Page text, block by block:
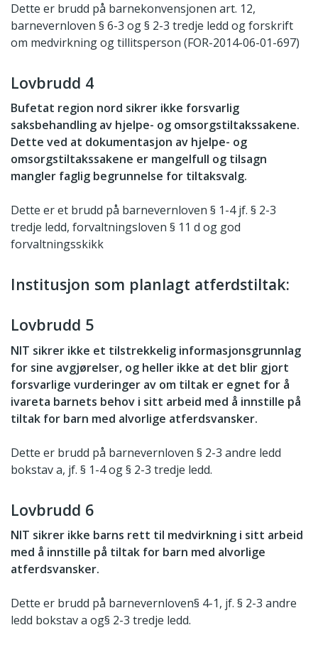
Dette er brudd på barnekonvensjonen art. 12,
barnevernloven § 6-3 og § 2-3 tredje ledd og forskrift
om medvirkning og tillitsperson (FOR-2014-06-01-697)
Lovbrudd 4
Bufetat region nord sikrer ikke forsvarlig
saksbehandling av hjelpe- og omsorgstiltakssakene.
Dette ved at dokumentasjon av hjelpe- og
omsorgstiltakssakene er mangelfull og tilsagn
mangler faglig begrunnelse for tiltaksvalg.
Dette er et brudd på barnevernloven § 1-4 jf. § 2-3
tredje ledd, forvaltningsloven § 11 d og god
forvaltningsskikk
Institusjon som planlagt atferdstiltak:
Lovbrudd 5
NIT sikrer ikke et tilstrekkelig informasjonsgrunnlag
for sine avgjørelser, og heller ikke at det blir gjort
forsvarlige vurderinger av om tiltak er egnet for å
ivareta barnets behov i sitt arbeid med å innstille på
tiltak for barn med alvorlige atferdsvansker.
Dette er brudd på barnevernloven § 2-3 andre ledd
bokstav a, jf. § 1-4 og § 2-3 tredje ledd.
Lovbrudd 6
NIT sikrer ikke barns rett til medvirkning i sitt arbeid
med å innstille på tiltak for barn med alvorlige
atferdsvansker.
Dette er brudd på barnevernloven§ 4-1, jf. § 2-3 andre
ledd bokstav a og§ 2-3 tredje ledd.